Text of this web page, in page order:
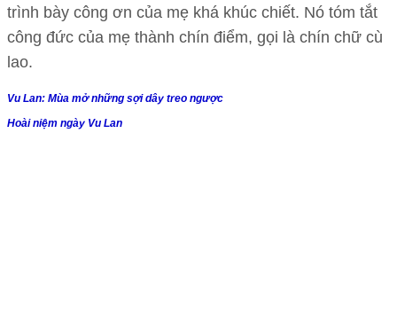
trình bày công ơn của mẹ khá khúc chiết. Nó tóm tắt
công đức của mẹ thành chín điểm, gọi là chín chữ cù
lao.
Vu Lan: Mùa mở những sợi dây treo ngược
Hoài niệm ngày Vu Lan